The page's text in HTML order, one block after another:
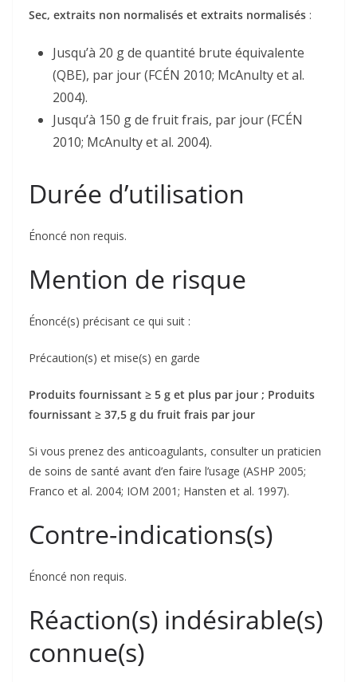
Sec, extraits non normalisés et extraits normalisés :
Jusqu’à 20 g de quantité brute équivalente
(QBE), par jour (FCÉN 2010; McAnulty et al.
2004).
Jusqu’à 150 g de fruit frais, par jour (FCÉN
2010; McAnulty et al. 2004).
Durée d’utilisation
Énoncé non requis.
Mention de risque
Énoncé(s) précisant ce qui suit :
Précaution(s) et mise(s) en garde
Produits fournissant ≥ 5 g et plus par jour ; Produits
fournissant ≥ 37,5 g du fruit frais par jour
Si vous prenez des anticoagulants, consulter un praticien
de soins de santé avant d’en faire l’usage (ASHP 2005;
Franco et al. 2004; IOM 2001; Hansten et al. 1997).
Contre-indications(s)
Énoncé non requis.
Réaction(s) indésirable(s)
connue(s)